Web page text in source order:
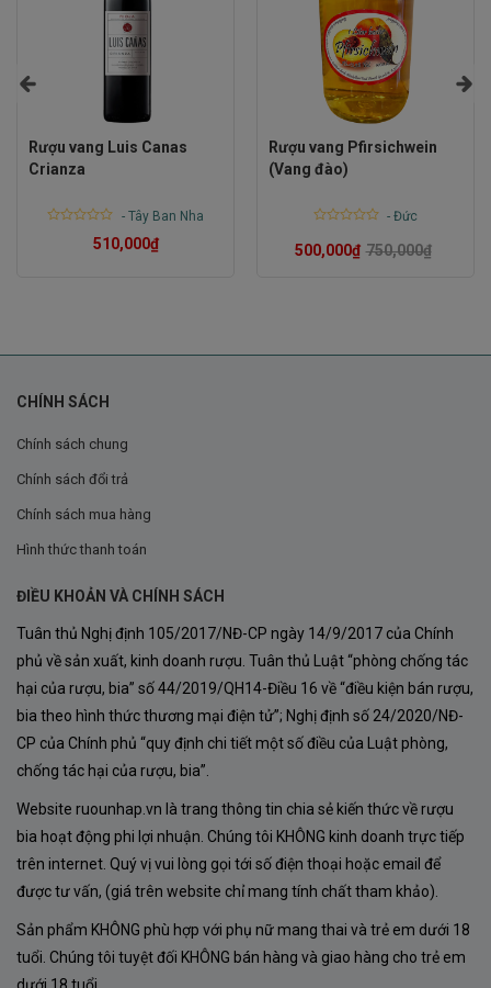
Quy trình sản xuất Rượu Vang Patriarche
Chapelle Chambertin Grand Cru
Quy trình sản xuất Rượu Vang
thuật truyền thống lâu đời và công nghệ hiện đại, đảm
bảo từng giọt rượu đều đạt chất lượng cao nhất:
Thu hoạch thủ công: Nho đượcthu hoạch bằng
tay vào thời điểm tối ưu nhất để đảm bảo độ chín
tiêu chuẩn ngay tại vườn nho.
Chọn lọc kỹ lưỡng: Sau khi thu hoạch, nho được
phân loại cẩn thận, chỉ giữ lại những trái đạt chất
lượng tốt nhất.
Lên men tự nhiên
Rượu vang Luis Canas
Crianza
- Tây Ban Nha
510,000₫
Rượu vang Pfirsichwein
(Vang đào)
0
out
-Đức
750,000₫
500,000₫
CHÍNH SÁCH
Chính sách chung
Chính sách đổi trả
Chính sách mua hàng
Hình thức thanh toán
ĐIỀU KHOẢN VÀ CHÍNH SÁCH
Tuân thủ Nghị định 105/2017/NĐ-CP ngày 14/9/2017 của Chính
phủ về sản xuất, kinh doanh rượu. Tuân thủ Luật “phòng chống tác
hại của rượu, bia” số 44/2019/QH14-Điều 16 về “điều kiện bán rượu,
bia theo hình thức thương mại điện tử”; Nghị định số 24/2020/NĐ-
CP của Chính phủ “quy định chi tiết một số điều của Luật phòng,
chống tác hại của rượu, bia”.
Website ruounhap.vn là trang thông tin chia sẻ kiến thức về rượu
bia hoạt động phi lợi nhuận. Chúng tôi KHÔNG kinh doanh trực tiếp
trên internet. Quý vị vui lòng gọi tới số điện thoại hoặc email để
được tư vấn, (giá trên website chỉ mang tính chất tham khảo).
Sản phẩm KHÔNG phù hợp với phụ nữ mang thai và trẻ em dưới 18
tuổi. Chúng tôi tuyệt đối KHÔNG bán hàng và giao hàng cho trẻ em